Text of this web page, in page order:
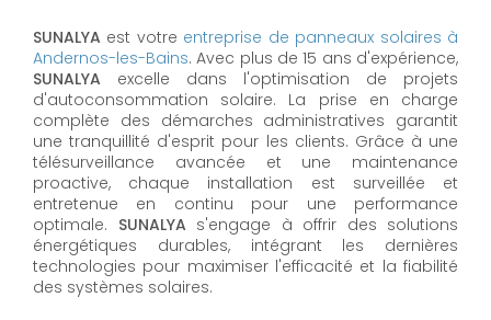
SUNALYA est votre entreprise de panneaux solaires à
Andernos-les-Bains. Avec plus de 15 ans d'expérience,
SUNALYA excelle dans l'optimisation de projets
d'autoconsommation solaire. La prise en charge
complète des démarches administratives garantit
une tranquillité d'esprit pour les clients. Grâce à une
télésurveillance avancée et une maintenance
proactive, chaque installation est surveillée et
entretenue en continu pour une performance
optimale. SUNALYA s'engage à offrir des solutions
énergétiques durables, intégrant les dernières
technologies pour maximiser l'efficacité et la fiabilité
des systèmes solaires.